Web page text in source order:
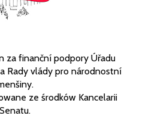
za finanční podpory Úřadu
Rady vlády pro národnostní
ze środków Kancelarii
Senatu.